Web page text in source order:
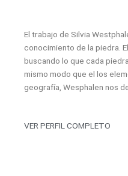
El trabajo de Silvia
conocimiento de la piedra.
buscando lo que cada
mismo modo que el los
geografía, Wesphalen nos
VER PERFIL COMPLETO